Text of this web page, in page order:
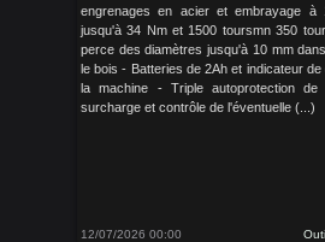
engrenages en acier et embrayage à
jusqu'à 34 Nm et 1500 toursmn 350
perce des diamètres jusqu'à 10 mm
le bois - Batteries de 2Ah et indicateur
la machine - Triple autoprotection de
surcharge et contrôle de l'éventuelle (...)
12/07/2026 00:00